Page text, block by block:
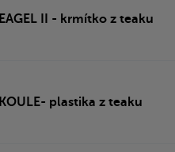
EAGEL II - krmítko z teaku
KOULE- plastika z teaku